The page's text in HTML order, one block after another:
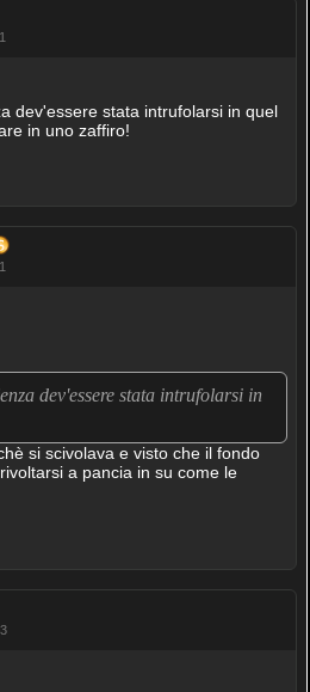
dev'essere stata intrufolarsi in quel
in uno zaffiro!
dev'essere stata intrufolarsi in
si scivolava e visto che il fondo
a pancia in su come le